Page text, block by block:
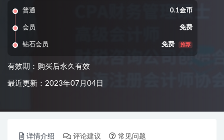
普通 0.1金币
会员 免费
钻石会员 免费 推荐
有效期：购买后永久有效
最近更新：2023年07月04日
详情介绍 评论建议 常见问题